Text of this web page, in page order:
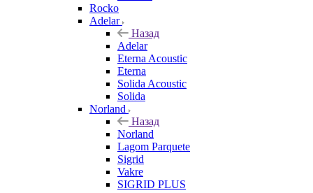
Rocko
Adelar
Назад
Adelar
Eterna Acoustic
Eterna
Solida Acoustic
Solida
Norland
Назад
Norland
Lagom Parquete
Sigrid
Vakre
SIGRID PLUS